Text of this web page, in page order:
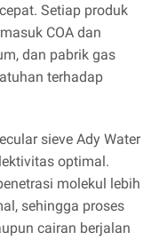
Setiap produk
COA dan
dan pabrik gas
terhadap
sieve Ady Water
optimal.
molekul lebih
sehingga proses
cairan berjalan